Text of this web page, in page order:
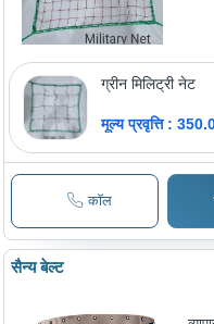
ग्रीन मिलिट्री नेट
मूल्य प्रवृत्ति :
कॉल
सैन्य बेल्ट